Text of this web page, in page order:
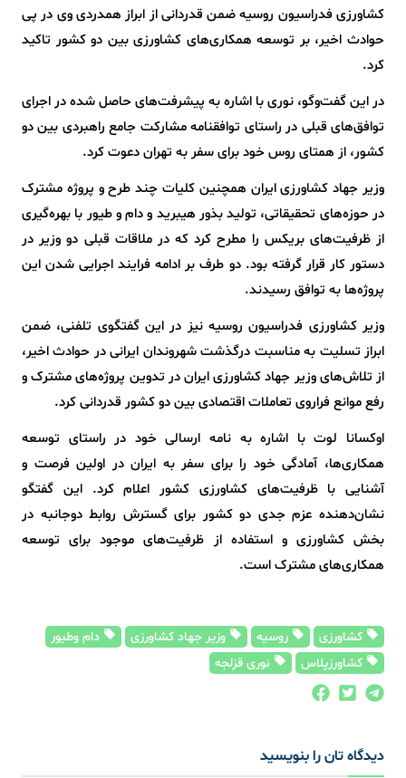
کشاورزی فدراسیون روسیه ضمن قدردانی از ابراز همدردی وی در پی
حوادث اخیر، بر توسعه همکاری‌های کشاورزی بین دو کشور تاکید
کرد.
در این گفت‌وگو، نوری با اشاره به پیشرفت‌های حاصل‌ شده در اجرای
توافق‌های قبلی در راستای توافقنامه مشارکت جامع راهبردی بین دو
کشور، از همتای روس خود برای سفر به تهران دعوت کرد.
وزیر جهاد کشاورزی ایران همچنین کلیات چند طرح و پروژه مشترک
در حوزه‌های تحقیقاتی، تولید بذور هیبرید و دام و طیور با بهره‌گیری
از ظرفیت‌های بریکس را مطرح کرد که در ملاقات قبلی دو وزیر در
دستور کار قرار گرفته بود. دو طرف بر ادامه فرایند اجرایی شدن این
پروژه‌ها به توافق رسیدند.
وزیر کشاورزی فدراسیون روسیه نیز در این گفتگوی تلفنی، ضمن
ابراز تسلیت به مناسبت درگذشت شهروندان ایرانی در حوادث اخیر،
از تلاش‌های وزیر جهاد کشاورزی ایران در تدوین پروژه‌های مشترک و
رفع موانع فراروی تعاملات اقتصادی بین دو کشور قدردانی کرد.
اوکسانا لوت با اشاره به نامه ارسالی خود در راستای توسعه
همکاری‌ها، آمادگی خود را برای سفر به ایران در اولین فرصت و
آشنایی با ظرفیت‌های کشاورزی کشور اعلام کرد. این گفتگو
نشان‌دهنده عزم جدی دو کشور برای گسترش روابط دوجانبه در
بخش کشاورزی و استفاده از ظرفیت‌های موجود برای توسعه
همکاری‌های مشترک است.
کشاورزی روسیه وزیر جهاد کشاورزی
دام وطیور
کشاورزپلاس
نوری قزلجه
دیدگاه تان را بنویسید